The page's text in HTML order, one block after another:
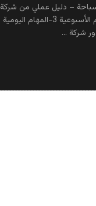
– دليل عملي من شركة
طيبة 1-المقدمة 2-المهام الأسبوعية 3-المهام اليومية